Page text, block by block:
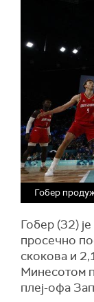
Гобер
Гобер (32)
просечно
скокова и
Минесотом
плеј-офа